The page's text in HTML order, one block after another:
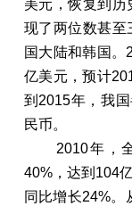
美元，恢复到历
现了两位数甚至
国大陆和韩国。
亿美元，预计
到2015年，我
民币。
2010年，全
40%，达到104
同比增长24%。